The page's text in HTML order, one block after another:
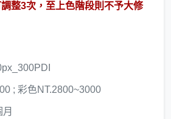
整3次，至上色階段則不予大修
; 彩色NT.2800~3000